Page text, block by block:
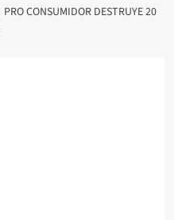
PRO CONSUMIDOR DESTRUYE 20